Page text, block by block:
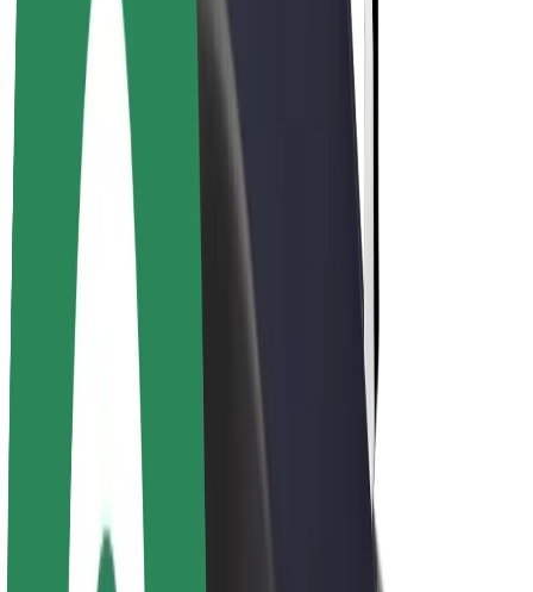
Bolt Pluss
Tjen med Bolt
Sjåfører
Sjåførinntekter
Leveringsbud
Inntekter for leveringsbud
Bolt Food-partnere
Flåter
Franchiser
Bedrift
Karrierer
Om Bolt
Bærekraft hos Bolt
Prosjekt Zero